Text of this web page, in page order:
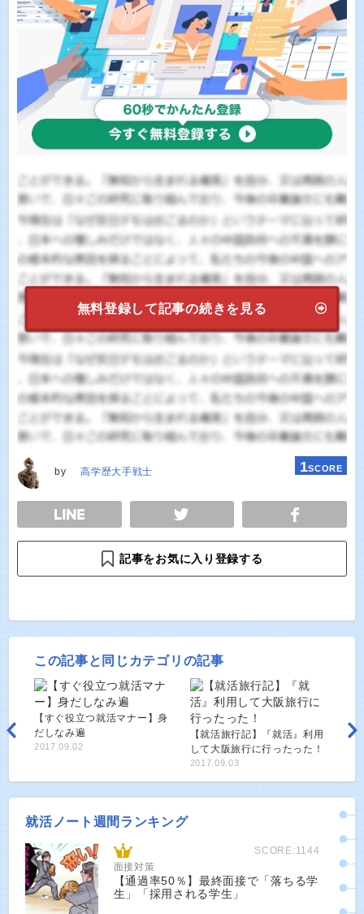
無料登録して記事の続きを見る
by 高学歴大手戦士 1SCORE
TWEET
記事をお気に入り登録する
この記事と同じカテゴリの記事
【すぐ役立つ就活マナー】身
だしなみ遍
2017.09.02
【就活旅行記】『就活』利用
して大阪旅行に行ったった！
2017.09.03
就活ノート週間ランキング
SCORE:1144
面接対策
【通過率50％】最終面接で「落ちる学
生」「採用される学生」